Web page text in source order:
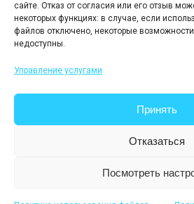
сайте. Отказ от согласия или его отзыв
некоторых функциях: в случае, если
файлов отключено, некоторые возможности
недоступны.
Управление услугами
Принять
Отказаться
Посмотреть
Адрес электронной почты
ознакомившись с Политикой